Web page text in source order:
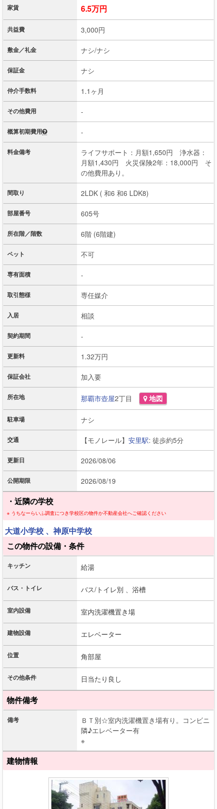
家賃 6.5万円
共益費 3,000円
敷金／礼金 ナシ/ナシ
保証金 ナシ
仲介手数料 1.1ヶ月
その他費用 -
概算初期費用 -
料金備考
ライフサポート：月額1,650円 浄水器：
月額1,430円 火災保険2年：18,000円 そ
の他費用あり。
間取り 2LDK ( 和6 和6 LDK8)
部屋番号 605号
所在階／階数 6階 (6階建)
ペット 不可
専有面積 -
取引態様 専任媒介
入居 相談
契約期間 -
更新料 1.32万円
保証会社 加入要
所在地 那覇市壺屋2丁目 地図
駐車場 ナシ
交通 【モノレール】 安里駅: 徒歩約5分
更新日 2026/08/06
公開期限 2026/08/19
・近隣の学校
※ うちなーらいふ調査につき学校区の物件か不動産会社へご確認ください
大道小学校 、神原中学校
この物件の設備・条件
キッチン 給湯
バス・トイレ バス/トイレ別 、 浴槽
室内設備 室内洗濯機置き場
建物設備 エレベーター
位置 角部屋
その他条件 日当たり良し
物件備考
備考
ＢＴ別☆室内洗濯機置き場有り。コンビニ
隣♪エレベーター有
※
建物情報